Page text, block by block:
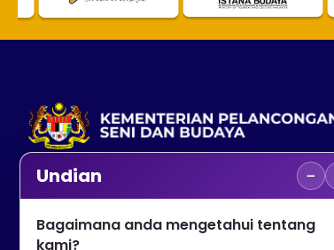
No. 2, Menara 1, Jalan P5/6, Presint 5,
+603 8000 8000
Undian −
Bagaimana anda mengetahui tentang
kami?